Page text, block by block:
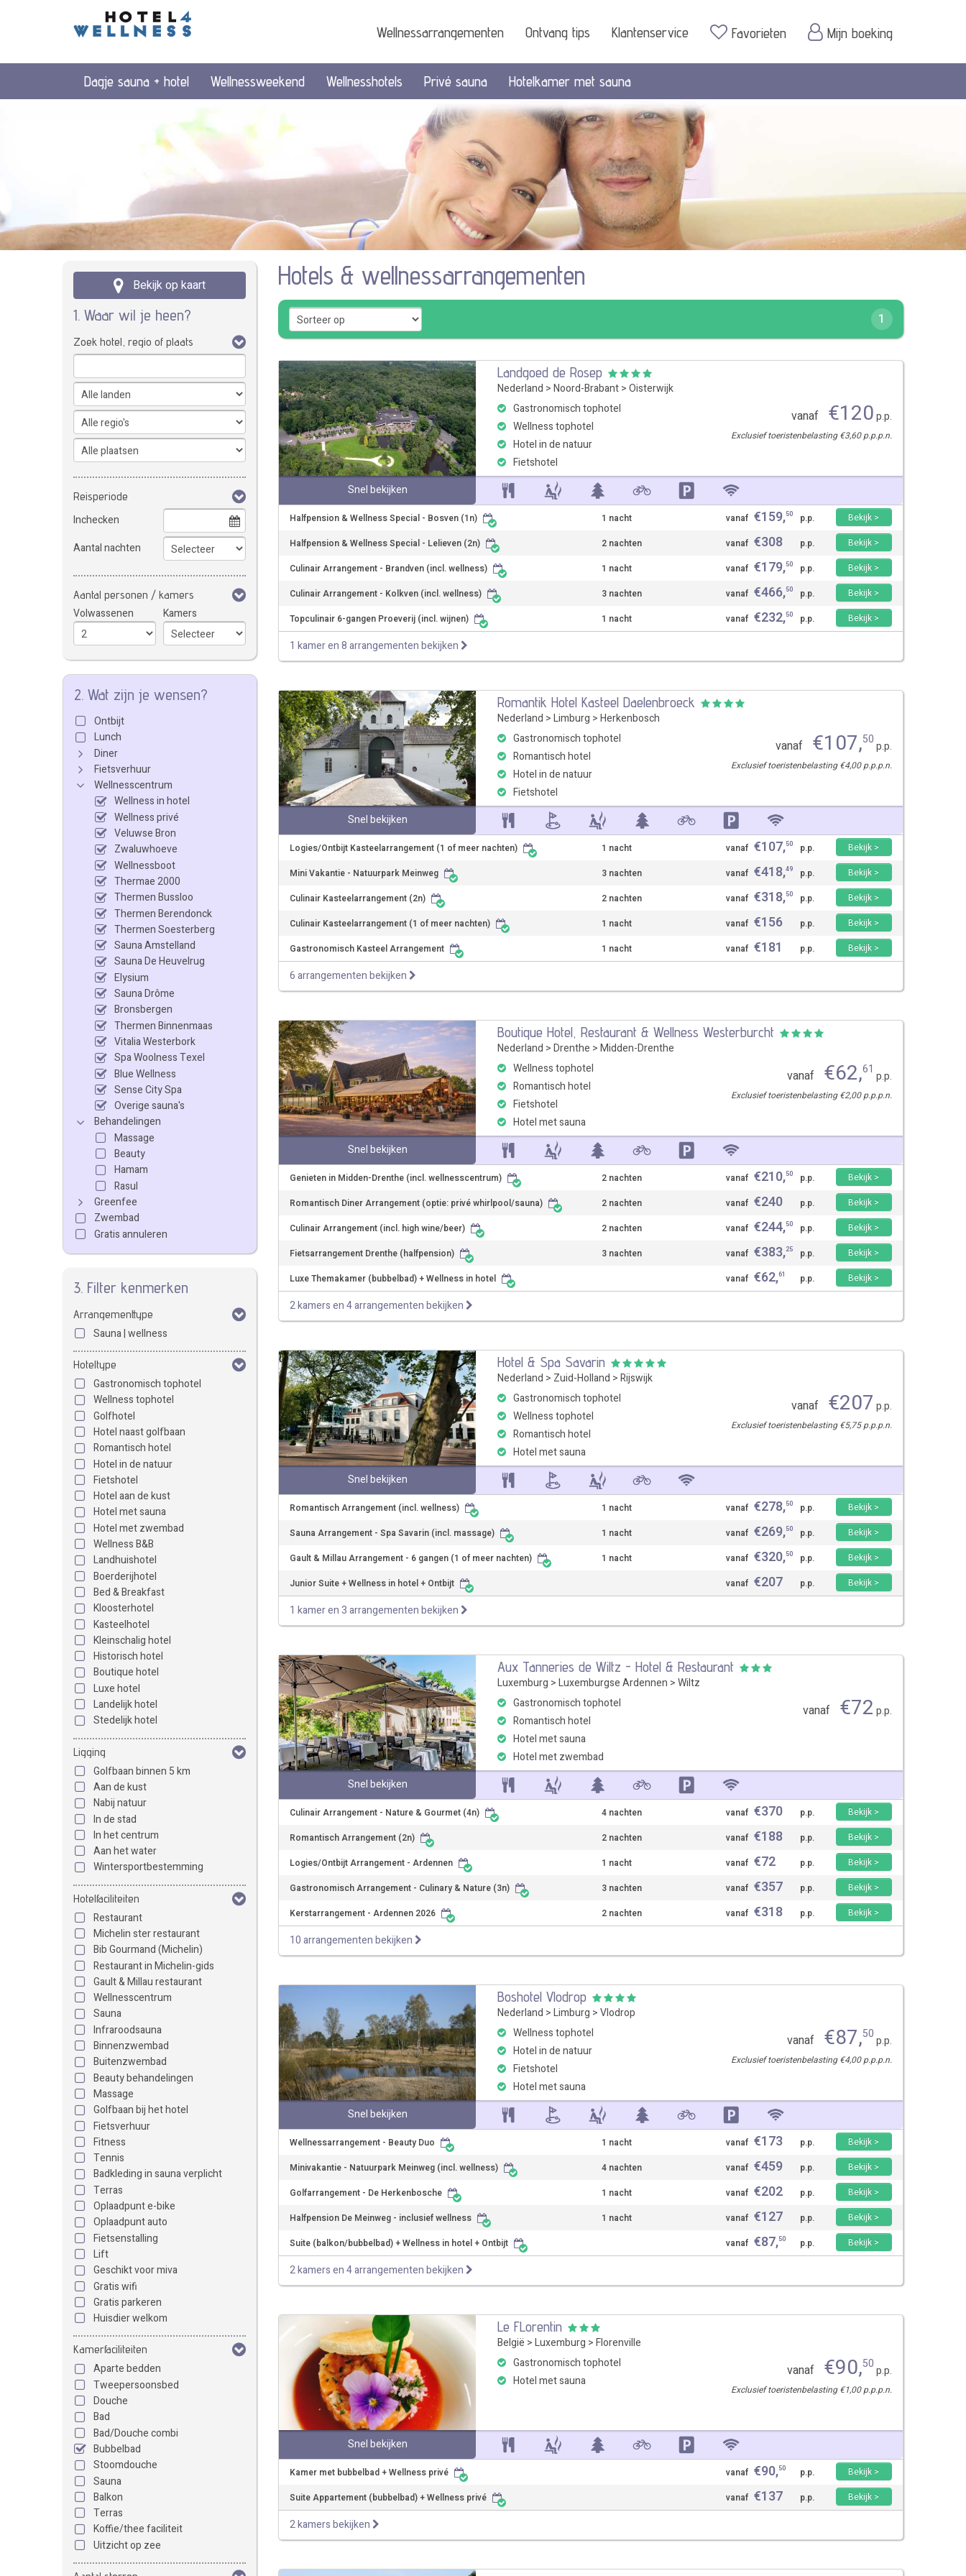
Wellnessarrangementen Ontvang tips Klantenservice Favorieten Mijn boeking
Dagje sauna + hotel Wellnessweekend Wellnesshotels Privé sauna Hotelkamer met sauna
Bekijk op kaart
1. Waar wil je heen?
Zoek hotel, regio of plaats
Reisperiode
Inchecken
Aantal nachten
Aantal personen / kamers
Volwassenen Kamers
2. Wat zijn je wensen?
Ontbijt
Lunch
Diner
Fietsverhuur
Wellnesscentrum
Wellness in hotel
Wellness privé
Veluwse Bron
Zwaluwhoeve
Wellnessboot
Thermae 2000
Thermen Bussloo
Thermen Berendonck
Thermen Soesterberg
Sauna Amstelland
Sauna De Heuvelrug
Elysium
Sauna Drôme
Bronsbergen
Thermen Binnenmaas
Vitalia Westerbork
Spa Woolness Texel
Blue Wellness
Sense City Spa
Overige sauna's
Behandelingen
Massage
Beauty
Hamam
Rasul
Greenfee
Zwembad
Gratis annuleren
3. Filter kenmerken
Arrangementtype
Sauna | wellness
Hoteltype
Gastronomisch tophotel
Wellness tophotel
Golfhotel
Hotel naast golfbaan
Romantisch hotel
Hotel in de natuur
Fietshotel
Hotel aan de kust
Hotel met sauna
Hotel met zwembad
Wellness B&B
Landhuishotel
Boerderijhotel
Bed & Breakfast
Kloosterhotel
Kasteelhotel
Kleinschalig hotel
Historisch hotel
Boutique hotel
Luxe hotel
Landelijk hotel
Stedelijk hotel
Ligging
Golfbaan binnen 5 km
Aan de kust
Nabij natuur
In de stad
In het centrum
Aan het water
Wintersportbestemming
Hotelfaciliteiten
Restaurant
Michelin ster restaurant
Bib Gourmand (Michelin)
Restaurant in Michelin-gids
Gault & Millau restaurant
Wellnesscentrum
Sauna
Infraroodsauna
Binnenzwembad
Buitenzwembad
Beauty behandelingen
Massage
Golfbaan bij het hotel
Fietsverhuur
Fitness
Tennis
Badkleding in sauna verplicht
Terras
Oplaadpunt e-bike
Oplaadpunt auto
Fietsenstalling
Lift
Geschikt voor miva
Gratis wifi
Gratis parkeren
Huisdier welkom
Kamerfaciliteiten
Aparte bedden
Tweepersoonsbed
Douche
Bad
Bad/Douche combi
Bubbelbad
Stoomdouche
Sauna
Balkon
Terras
Koffie/thee faciliteit
Uitzicht op zee
Hotels & wellnessarrangementen
1
Landgoed de Rosep
Nederland > Noord-Brabant> Oisterwijk
Gastronomisch tophotel
Wellness tophotel
Hotel in de natuur
Fietshotel
vanaf €120p.p.
Exclusief toeristenbelasting €3,60 p.p.p.n.
Snel bekijken
Halfpension & Wellness Special - Bosven (1n) 1 nacht vanaf €159,50 p.p.
Bekijk >
Halfpension & Wellness Special - Lelieven (2n)
2 nachten vanaf €308 p.p.
Bekijk >
Culinair Arrangement - Brandven (incl. wellness)
1 nacht vanaf €179,50 p.p.
Bekijk >
Culinair Arrangement - Kolkven (incl. wellness)
3 nachten vanaf €466,50 p.p.
Bekijk >
Topculinair 6-gangen Proeverij (incl. wijnen)
1 nacht vanaf €232,50 p.p. Bekijk >
1 kamer en 8 arrangementen bekijken
Romantik Hotel Kasteel Daelenbroeck
Nederland > Limburg > Herkenbosch
Gastronomisch tophotel
Romantisch hotel
Hotel in de natuur
Fietshotel
vanaf €107,50p.p.
Exclusief toeristenbelasting €4,00 p.p.p.n.
Snel bekijken
Logies/Ontbijt Kasteelarrangement (1 of meer nachten) 1 nacht vanaf €107,50 p.p.
Bekijk >
Mini Vakantie - Natuurpark Meinweg
3 nachten vanaf €418,49 p.p.
Bekijk >
Culinair Kasteelarrangement (2n)
2 nachten vanaf €318,50 p.p.
Bekijk >
Culinair Kasteelarrangement (1 of meer nachten)
1 nacht vanaf €156 p.p.
Bekijk >
Gastronomisch Kasteel Arrangement
1 nacht vanaf €181 p.p. Bekijk >
6 arrangementen bekijken
Boutique Hotel, Restaurant & Wellness Westerburcht
Nederland > Drenthe > Midden-Drenthe
Wellness tophotel
Romantisch hotel
Fietshotel
Hotel met sauna
vanaf €62,61 p.p.
Exclusief toeristenbelasting €2,00 p.p.p.n.
Snel bekijken
Genieten in Midden-Drenthe (incl. wellnesscentrum) 2 nachten vanaf €210,50 p.p.
Bekijk >
Romantisch Diner Arrangement (optie: privé whirlpool/sauna)
2 nachten vanaf €240 p.p.
Bekijk >
Culinair Arrangement (incl. high wine/beer)
2 nachten vanaf €244,50 p.p.
Bekijk >
Fietsarrangement Drenthe (halfpension)
3 nachten vanaf €383,25 p.p.
Bekijk >
Luxe Themakamer (bubbelbad) + Wellness in hotel
vanaf €62,61 p.p. Bekijk >
2 kamers en 4 arrangementen bekijken
Hotel & Spa Savarin
Nederland > Zuid-Holland > Rijswijk
Gastronomisch tophotel
Wellness tophotel
Romantisch hotel
Hotel met sauna
vanaf €207 p.p.
Exclusief toeristenbelasting €5,75 p.p.p.n.
Snel bekijken
Romantisch Arrangement (incl. wellness) 1 nacht vanaf €278,50 p.p.
Bekijk >
Sauna Arrangement - Spa Savarin (incl. massage)
1 nacht vanaf €269,50 p.p.
Bekijk >
Gault & Millau Arrangement - 6 gangen (1 of meer nachten)
1 nacht vanaf €320,50 p.p.
Bekijk >
Junior Suite + Wellness in hotel + Ontbijt
vanaf €207 p.p. Bekijk >
1 kamer en 3 arrangementen bekijken
Aux Tanneries de Wiltz - Hotel & Restaurant
Luxemburg > Luxemburgse Ardennen > Wiltz
Gastronomisch tophotel
Romantisch hotel
Hotel met sauna
Hotel met zwembad
vanaf €72 p.p.
Snel bekijken
Culinair Arrangement - Nature & Gourmet (4n) 4 nachten vanaf €370 p.p.
Bekijk >
Romantisch Arrangement (2n)
2 nachten vanaf €188 p.p.
Bekijk >
Logies/Ontbijt Arrangement - Ardennen
1 nacht vanaf €72 p.p.
Bekijk >
Gastronomisch Arrangement - Culinary & Nature (3n)
3 nachten vanaf €357 p.p.
Bekijk >
Kerstarrangement - Ardennen 2026
2 nachten vanaf €318 p.p. Bekijk >
10 arrangementen bekijken
Boshotel Vlodrop
Nederland > Limburg > Vlodrop
Wellness tophotel
Hotel in de natuur
Fietshotel
Hotel met sauna
vanaf €87,50p.p.
Exclusief toeristenbelasting €4,00 p.p.p.n.
Snel bekijken
Wellnessarrangement - Beauty Duo 1 nacht vanaf €173 p.p.
Bekijk >
Minivakantie - Natuurpark Meinweg (incl. wellness)
4 nachten vanaf €459 p.p.
Bekijk >
Golfarrangement - De Herkenbosche
1 nacht vanaf €202 p.p.
Bekijk >
Halfpension De Meinweg - inclusief wellness
1 nacht vanaf €127 p.p.
Bekijk >
Suite (balkon/bubbelbad) + Wellness in hotel + Ontbijt
vanaf €87,50 p.p. Bekijk >
2 kamers en 4 arrangementen bekijken
Le FLorentin
België > Luxemburg > Florenville
Gastronomisch tophotel
Hotel met sauna
vanaf €90,50p.p.
Exclusief toeristenbelasting €1,00 p.p.p.n.
Snel bekijken
Kamer met bubbelbad + Wellness privé vanaf €90,50 p.p.
Bekijk >
Suite Appartement (bubbelbad) + Wellness privé
vanaf €137 p.p. Bekijk >
2 kamers bekijken